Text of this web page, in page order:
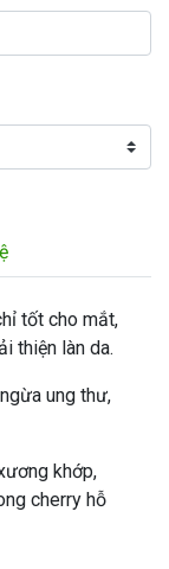
tốt cho mắt,
thiện làn da.
ung thư,
khớp,
cherry hỗ